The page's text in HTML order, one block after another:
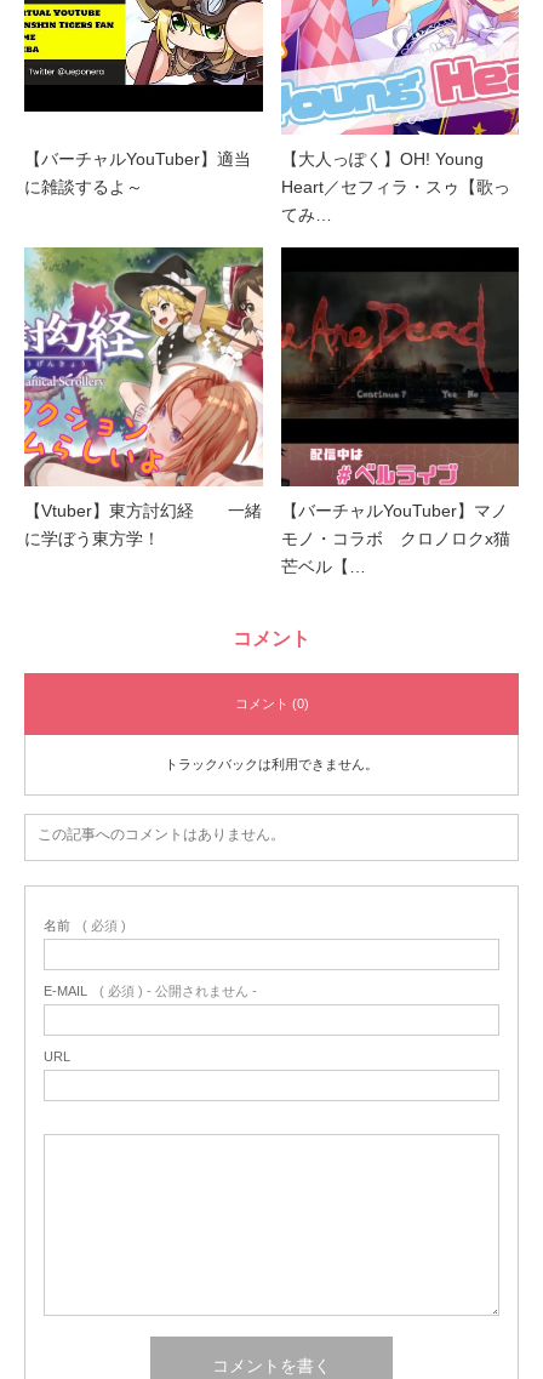
【バーチャルYouTuber】適当
に雑談するよ～
【大人っぽく】OH! Young
Heart／セフィラ・スゥ【歌っ
てみ…
【Vtuber】東方討幻経 一緒
に学ぼう東方学！
【バーチャルYouTuber】マノ
モノ・コラボ クロノロクx猫
芒ベル【…
コメント
コメント (0)
トラックバックは利用できません。
この記事へのコメントはありません。
名前 ( 必須 )
E-MAIL ( 必須 ) - 公開されません -
URL